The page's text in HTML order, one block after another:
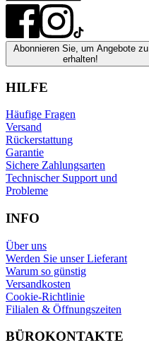
Abonnieren Sie, um Angebote zu
erhalten!
HILFE
Häufige Fragen
Versand
Rückerstattung
Garantie
Sichere Zahlungsarten
Technischer Support und
Probleme
INFO
Über uns
Werden Sie unser Lieferant
Warum so günstig
Versandkosten
Cookie-Richtlinie
Filialen & Öffnungszeiten
BÜROKONTAKTE